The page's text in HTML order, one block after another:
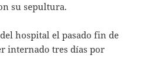
su sepultura.
hospital el pasado fin de
internado tres días por